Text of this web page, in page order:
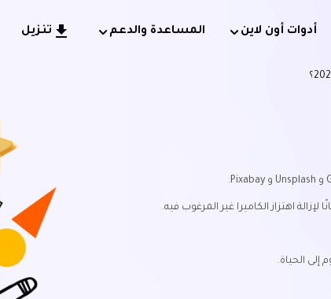
أدوات أون لاين المساعدة والدعم تنزيل
اهتزاز الكاميرا غير المرغوب فيه.
الحياة.